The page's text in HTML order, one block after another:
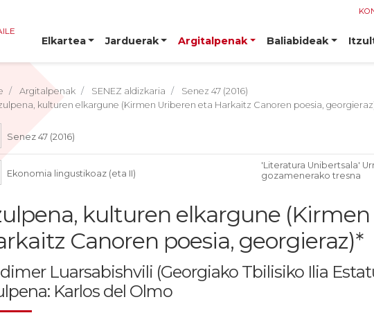
Elkartea Jarduerak Argitalpenak Baliabideak
Argitalpenak SENEZ aldizkaria
Senez 47 (2016)
kulturen elkargune (Kirmen Uriberen eta Harkaitz Canoren poesia,
Senez 47 (2016)
Ekonomia lingustikoaz (eta II)
'Literatura Unibertsala'
gozamenerako tresna
kulturen elkargune
Canoren poesia, georgieraz)*
Luarsabishvili (Georgiako Tbilisiko Ilia
Karlos del Olmo